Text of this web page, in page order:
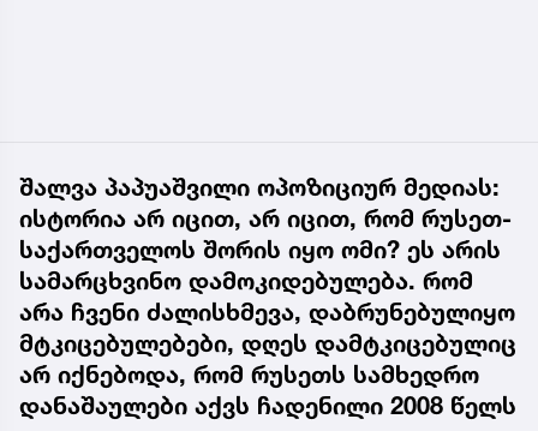
შალვა პაპუაშვილი ოპოზიციურ მედიას:
ისტორია არ იცით, არ იცით, რომ რუსეთ-
საქართველოს შორის იყო ომი? ეს არის
სამარცხვინო დამოკიდებულება. რომ
არა ჩვენი ძალისხმევა, დაბრუნებულიყო
მტკიცებულებები, დღეს დამტკიცებულიც
არ იქნებოდა, რომ რუსეთს სამხედრო
დანაშაულები აქვს ჩადენილი 2008 წელს